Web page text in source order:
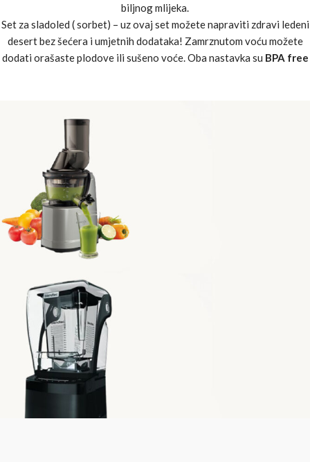
biljnog mlijeka.
Set za sladoled ( sorbet) – uz ovaj set možete napraviti zdravi ledeni
desert bez šećera i umjetnih dodataka! Zamrznutom voću možete
dodati orašaste plodove ili sušeno voće. Oba nastavka su BPA free
Vervita
KUVINGS